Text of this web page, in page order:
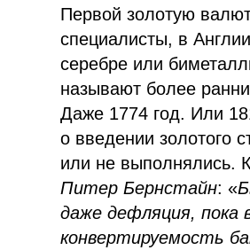
Первой золотую
специалисты, в
серебре или
называют более
Даже 1774 год. Или
о введении золотого
или не выполнялись.
Питер Бернстайн: «
даже дефляция, пока
конвертируемость